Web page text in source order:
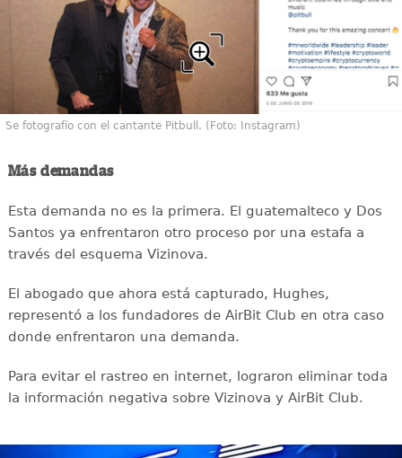
Se fotografío con el cantante Pitbull. (Foto: Instagram)
Más demandas
Esta demanda no es la primera. El guatemalteco y Dos
Santos ya enfrentaron otro proceso por una estafa a
través del esquema Vizinova.
El abogado que ahora está capturado, Hughes,
representó a los fundadores de AirBit Club en otra caso
donde enfrentaron una demanda.
Para evitar el rastreo en internet, lograron eliminar toda
la información negativa sobre Vizinova y AirBit Club.